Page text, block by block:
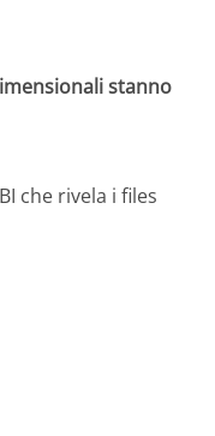
stanno
che rivela i files